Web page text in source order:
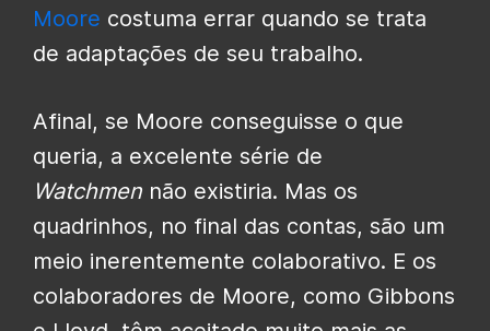
Moore costuma errar quando se trata
de adaptações de seu trabalho.
Afinal, se Moore conseguisse o que
queria, a excelente série de
Watchmen não existiria. Mas os
quadrinhos, no final das contas, são um
meio inerentemente colaborativo. E os
colaboradores de Moore, como Gibbons